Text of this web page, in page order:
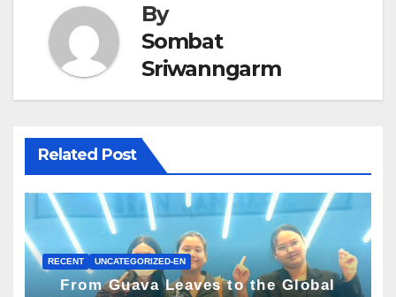
By
Sombat
Sriwanngarm
Related Post
RECENT UNCATEGORIZED-EN
From Guava Leaves to the Global